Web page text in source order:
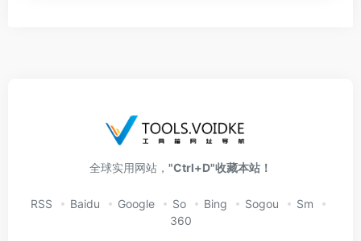
全球实用网站， "Ctrl+D"收藏本站！
RSS Baidu Google So Bing Sogou
Sm
360